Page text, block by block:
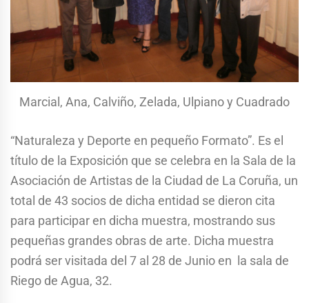
Marcial, Ana, Calviño, Zelada, Ulpiano y Cuadrado
“Naturaleza y Deporte en pequeño Formato”. Es el
título de la Exposición que se celebra en la Sala de la
Asociación de Artistas de la Ciudad de La Coruña, un
total de 43 socios de dicha entidad se dieron cita
para participar en dicha muestra, mostrando sus
pequeñas grandes obras de arte. Dicha muestra
podrá ser visitada del 7 al 28 de Junio en la sala de
Riego de Agua, 32.